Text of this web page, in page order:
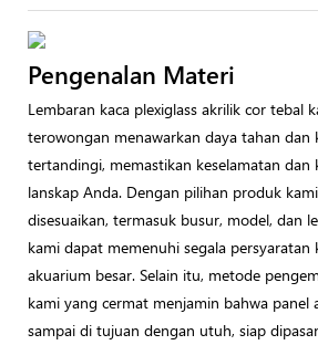
Pengenalan Materi
Lembaran kaca plexiglass akrilik cor tebal
terowongan menawarkan daya tahan dan
tertandingi, memastikan keselamatan dan
lanskap Anda. Dengan pilihan produk
disesuaikan, termasuk busur, model, dan
kami dapat memenuhi segala
akuarium besar. Selain itu, metode
kami yang cermat menjamin bahwa panel
sampai di tujuan dengan utuh, siap